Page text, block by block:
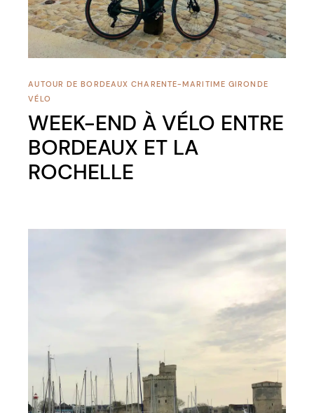
AUTOUR DE BORDEAUXCHARENTE-MARITIMEGIRONDE
VÉLO
WEEK-END À VÉLO ENTRE
BORDEAUX ET LA
ROCHELLE